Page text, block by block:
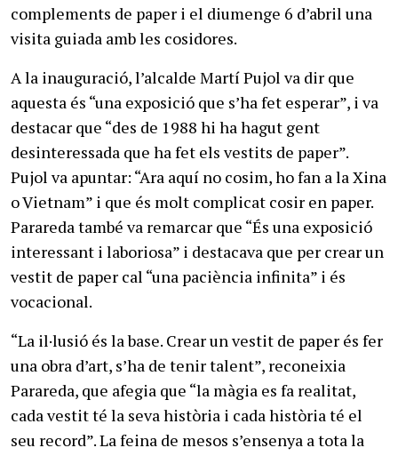
complements de paper i el diumenge 6 d’abril una
visita guiada amb les cosidores.
A la inauguració, l’alcalde Martí Pujol va dir que
aquesta és “una exposició que s’ha fet esperar”, i va
destacar que “des de 1988 hi ha hagut gent
desinteressada que ha fet els vestits de paper”.
Pujol va apuntar: “Ara aquí no cosim, ho fan a la Xina
o Vietnam” i que és molt complicat cosir en paper.
Parareda també va remarcar que “És una exposició
interessant i laboriosa” i destacava que per crear un
vestit de paper cal “una paciència infinita” i és
vocacional.
“La il·lusió és la base. Crear un vestit de paper és fer
una obra d’art, s’ha de tenir talent”, reconeixia
Parareda, que afegia que “la màgia es fa realitat,
cada vestit té la seva història i cada història té el
seu record”. La feina de mesos s’ensenya a tota la